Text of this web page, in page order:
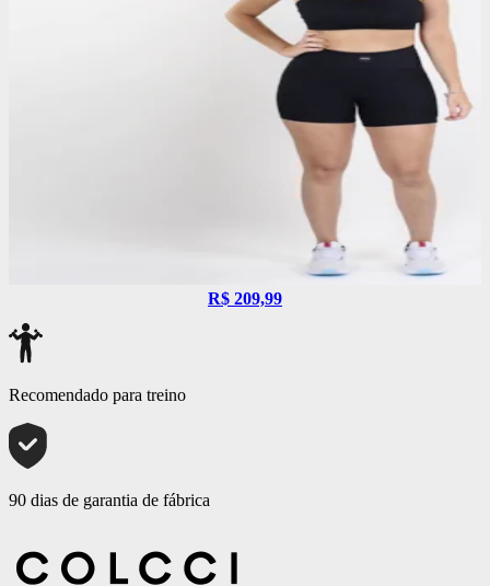
R$ 209,99
Recomendado para treino
90 dias de garantia de fábrica